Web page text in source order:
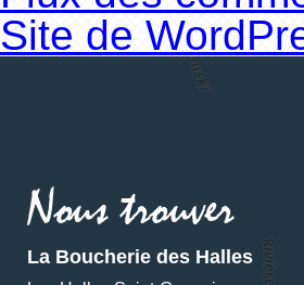
Site de
La Boucherie des Halles